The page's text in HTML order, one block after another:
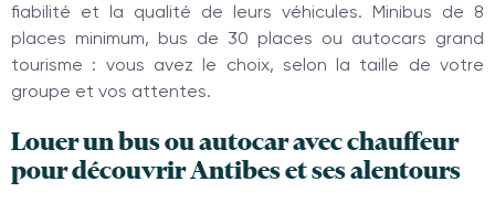
fiabilité et la qualité de leurs véhicules. Minibus de 8
places minimum, bus de 30 places ou autocars grand
tourisme : vous avez le choix, selon la taille de votre
groupe et vos attentes.
Louer un bus ou autocar avec chauffeur
pour découvrir Antibes et ses alentours